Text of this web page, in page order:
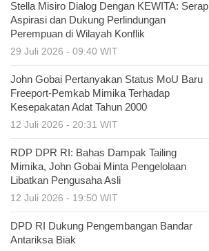
Stella Misiro Dialog Dengan KEWITA: Serap
Aspirasi dan Dukung Perlindungan
Perempuan di Wilayah Konflik
29 Juli 2026 - 09:40 WIT
John Gobai Pertanyakan Status MoU Baru
Freeport-Pemkab Mimika Terhadap
Kesepakatan Adat Tahun 2000
12 Juli 2026 - 20:31 WIT
RDP DPR RI: Bahas Dampak Tailing
Mimika, John Gobai Minta Pengelolaan
Libatkan Pengusaha Asli
12 Juli 2026 - 19:50 WIT
DPD RI Dukung Pengembangan Bandar
Antariksa Biak